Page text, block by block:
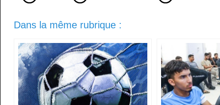
Dans la même rubrique :